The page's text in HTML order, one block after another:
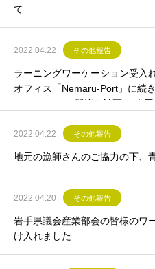
て
2022.04.22 その他報告
ラーニングワーケーション受入
オフィス「Nemaru-Port」に続
aru-Port2」の新築を計画。 今
2022.04.22 その他報告
地元の漁師さんのご協力の下、
2022.04.20 その他報告
岩手県議会産業部会の皆様のワ
け入れました